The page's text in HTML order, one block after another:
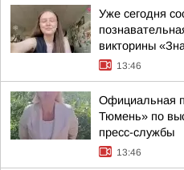
Уже сегодня
викторины
13:46
Официальная
Тюмень» по
пресс-службы
13:46